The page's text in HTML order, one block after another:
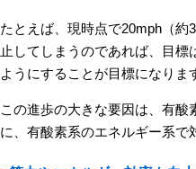
たとえば、現時点で20mph（
止してしまうのであれば、目
ようにすることが目標になりま
この進歩の大きな要因は、有酸
に、有酸素系のエネルギー系で